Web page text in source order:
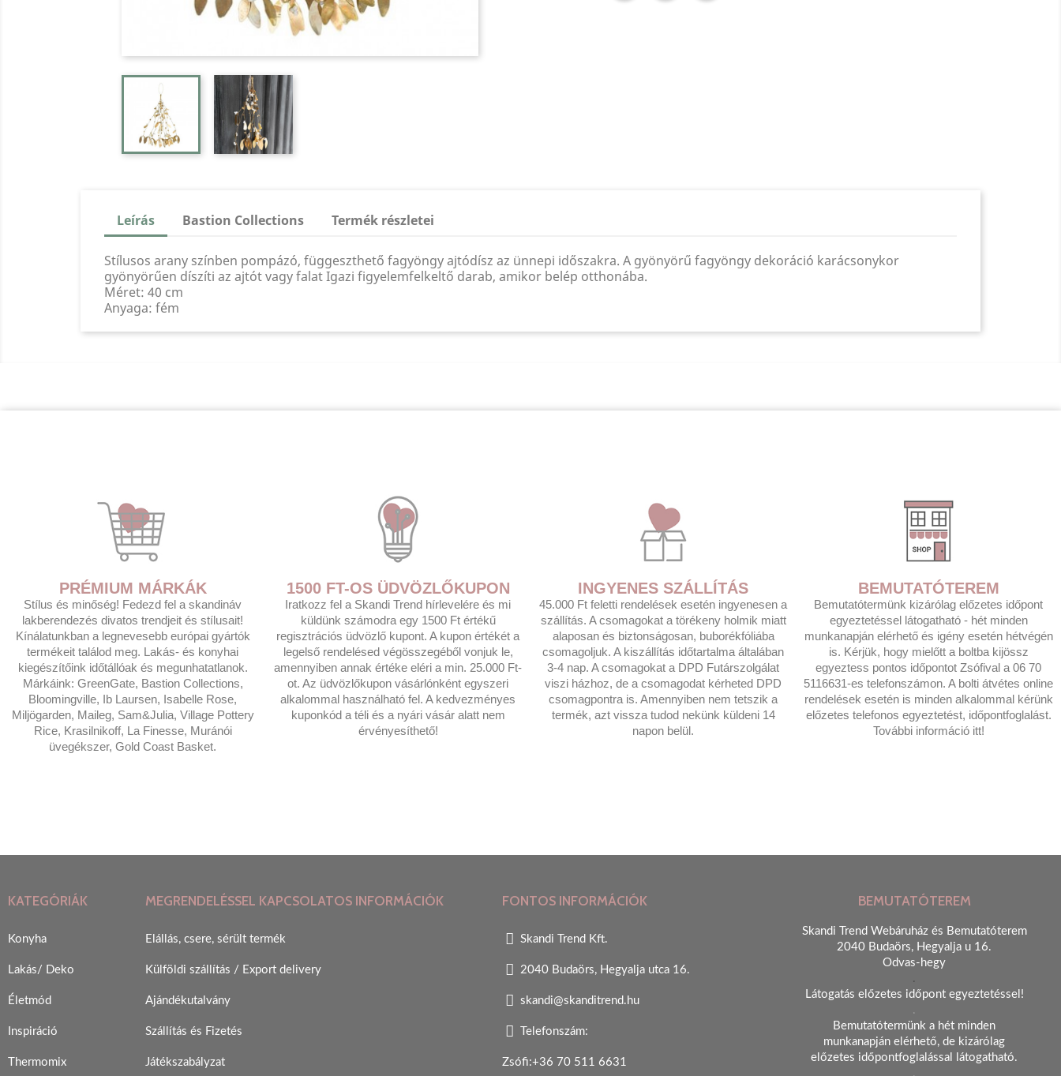
Leírás Bastion Collections Termék részletei
Stílusos arany színben pompázó, függeszthető fagyöngy ajtódísz az ünnepi időszakra. A gyönyörű fagyöngy dekoráció karácsonykor
gyönyörűen díszíti az ajtót vagy falat Igazi figyelemfelkeltő darab, amikor belép otthonába.
Méret: 40 cm
Anyaga: fém
PRÉMIUM MÁRKÁK
Stílus és minőség! Fedezd fel a skandináv
lakberendezés divatos trendjeit és stílusait!
Kínálatunkban a legnevesebb európai gyártók
termékeit találod meg. Lakás- és konyhai
kiegészítőink időtállóak és megunhatatlanok.
Márkáink: GreenGate, Bastion Collections,
Bloomingville, Ib Laursen, Isabelle Rose,
Miljögarden, Maileg, Sam&Julia, Village Pottery
Rice, Krasilnikoff, La Finesse, Muránói
üvegékszer, Gold Coast Basket.
1500 FT-OS ÜDVÖZLŐKUPON
Iratkozz fel a Skandi Trend hírlevelére és mi
küldünk számodra egy 1500 Ft értékű
regisztrációs üdvözlő kupont. A kupon értékét a
legelső rendelésed végösszegéből vonjuk le,
amennyiben annak értéke eléri a min. 25.000 Ft-
ot. Az üdvözlőkupon vásárlónként egyszeri
alkalommal használható fel. A kedvezményes
kuponkód a téli és a nyári vásár alatt nem
érvényesíthető!
INGYENES SZÁLLÍTÁS
45.000 Ft feletti rendelések esetén ingyenesen a
szállítás. A csomagokat a törékeny holmik miatt
alaposan és biztonságosan, buborékfóliába
csomagoljuk. A kiszállítás időtartalma általában
3-4 nap. A csomagokat a DPD Futárszolgálat
viszi házhoz, de a csomagodat kérheted DPD
csomagpontra is. Amennyiben nem tetszik a
termék, azt vissza tudod nekünk küldeni 14
napon belül.
BEMUTATÓTEREM
Bemutatótermünk kizárólag előzetes időpont
egyeztetéssel látogatható - hét minden
munkanapján elérhető és igény esetén hétvégén
is. Kérjük, hogy mielőtt a boltba kijössz
egyeztess pontos időpontot Zsófival a 06 70
5116631-es telefonszámon. A bolti átvétes online
rendelések esetén is minden alkalommal kérünk
előzetes telefonos egyeztetést, időpontfoglalást.
További információ itt!
KATEGÓRIÁK
Konyha
Lakás/ Deko
Életmód
Inspiráció
Thermomix
MEGRENDELÉSSEL KAPCSOLATOS INFORMÁCIÓK
Elállás, csere, sérült termék
Külföldi szállítás / Export delivery
Ajándékutalvány
Szállítás és Fizetés
Játékszabályzat
FONTOS INFORMÁCIÓK
Skandi Trend Kft.
2040 Budaörs, Hegyalja utca 16.
skandi@skanditrend.hu
Telefonszám:
Zsófi:+36 70 511 6631
BEMUTATÓTEREM
Skandi Trend Webáruház és Bemutatóterem
2040 Budaörs, Hegyalja u 16.
Odvas-hegy
.
Látogatás előzetes időpont egyeztetéssel!
.
Bemutatótermünk a hét minden
munkanapján elérhető, de kizárólag
előzetes időpontfoglalással látogatható.
.